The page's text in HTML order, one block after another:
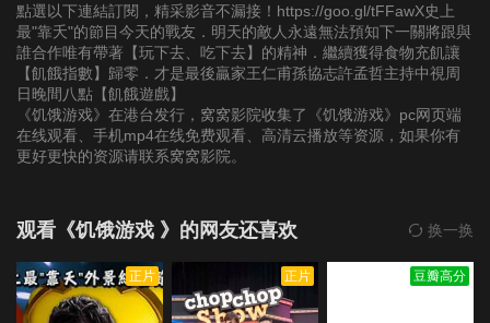
第20191124期 第20191201期 第20191208期
第20191215期
第20200119期 第20200202期
第20200315期 第20200322期 第20200329期
點選以下連結訂閱，精采影音不漏接！https://goo.gl/tFFawX史上
最"靠夭"的節目今天的戰友．明天的敵人永遠無法預知下一關將跟與
誰合作唯有帶著【玩下去、吃下去】的精神．繼續獲得食物充飢讓
【飢餓指數】歸零．才是最後贏家王仁甫孫協志許孟哲主持中視周
日晚間八點【飢餓遊戲】
《饥饿游戏》在港台发行，窝窝影院收集了《饥饿游戏》pc网页端
在线观看、手机mp4在线免费观看、高清云播放等资源，如果你有
更好更快的资源请联系窝窝影院。
观看《饥饿游戏 》的网友还喜欢 换一换
正片 正片 豆瓣高分